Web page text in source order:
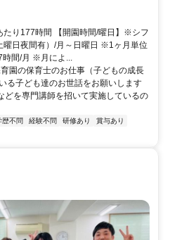
電鉄本線 一乗寺東口徒歩約27分 バス
たり177時間 【開園時間/曜日】※シフ
曜日夜間有）/月～日曜日 ※1ヶ月単位
間/月 ※月によ...
園の保育士のお仕事（子どもの成長
る子ども達のお世話をお願いします
どを専門講師を招いて実施しているの
歴不問 経験不問 研修あり
賞与あり